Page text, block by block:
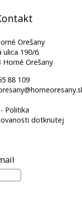
Orešany
ulica 190/6
Horné Orešany
88 109
Politika
dotknutej